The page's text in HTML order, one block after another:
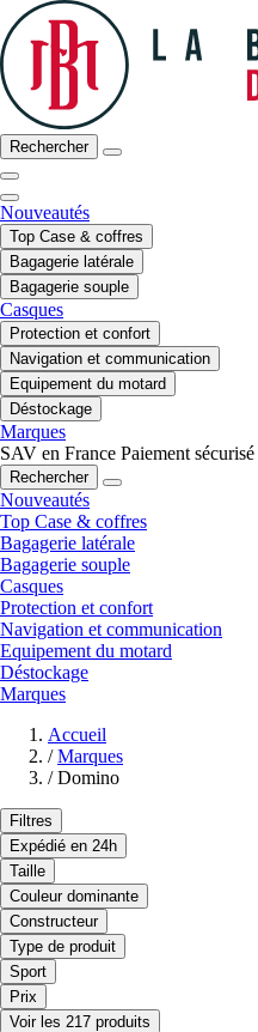
Rechercher
Nouveautés
Top Case & coffres
Bagagerie latérale
Bagagerie souple
Casques
Protection et confort
Navigation et communication
Equipement du motard
Déstockage
Marques
SAV en France Paiement sécurisé
Rechercher
Nouveautés
Top Case & coffres
Bagagerie latérale
Bagagerie souple
Casques
Protection et confort
Navigation et communication
Equipement du motard
Déstockage
Marques
Accueil
/ Marques
/ Domino
Filtres
Expédié en 24h
Taille
Couleur dominante
Constructeur
Type de produit
Sport
Prix
Voir les 217 produits